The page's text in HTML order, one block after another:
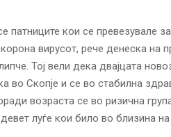
патниците кои се превезувале
вирусот, рече денеска на
Тој вели дека двајцата
во Скопје и се во стабилна
возраста се во ризична
луѓе кои било во близина